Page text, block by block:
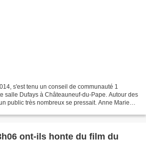
s'est tenu un conseil de communauté 1
salle Dufays à Châteauneuf-du-Pape. Autour des
public très nombreux se pressait. Anne Marie
ont-ils honte du film du